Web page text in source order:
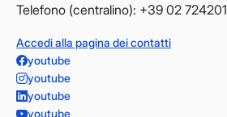
Telefono (centralino): +39 02 724201
Accedi alla pagina dei contatti
youtube
youtube
youtube
youtube